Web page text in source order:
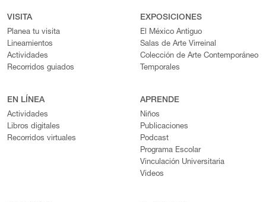
VISITA
Planea tu visita
Lineamientos
Actividades
Recorridos guiados
EXPOSICIONES
El México Antiguo
Salas de Arte Virreinal
Colección de Arte Contemporáneo
Temporales
EN LÍNEA
Actividades
Libros digitales
Recorridos virtuales
APRENDE
Niños
Publicaciones
Podcast
Programa Escolar
Vinculación Universitaria
Videos